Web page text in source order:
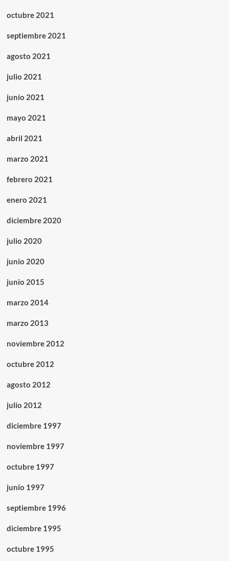
octubre 2021
septiembre 2021
agosto 2021
julio 2021
junio 2021
mayo 2021
abril 2021
marzo 2021
febrero 2021
enero 2021
diciembre 2020
julio 2020
junio 2020
junio 2015
marzo 2014
marzo 2013
noviembre 2012
octubre 2012
agosto 2012
julio 2012
diciembre 1997
noviembre 1997
octubre 1997
junio 1997
septiembre 1996
diciembre 1995
octubre 1995